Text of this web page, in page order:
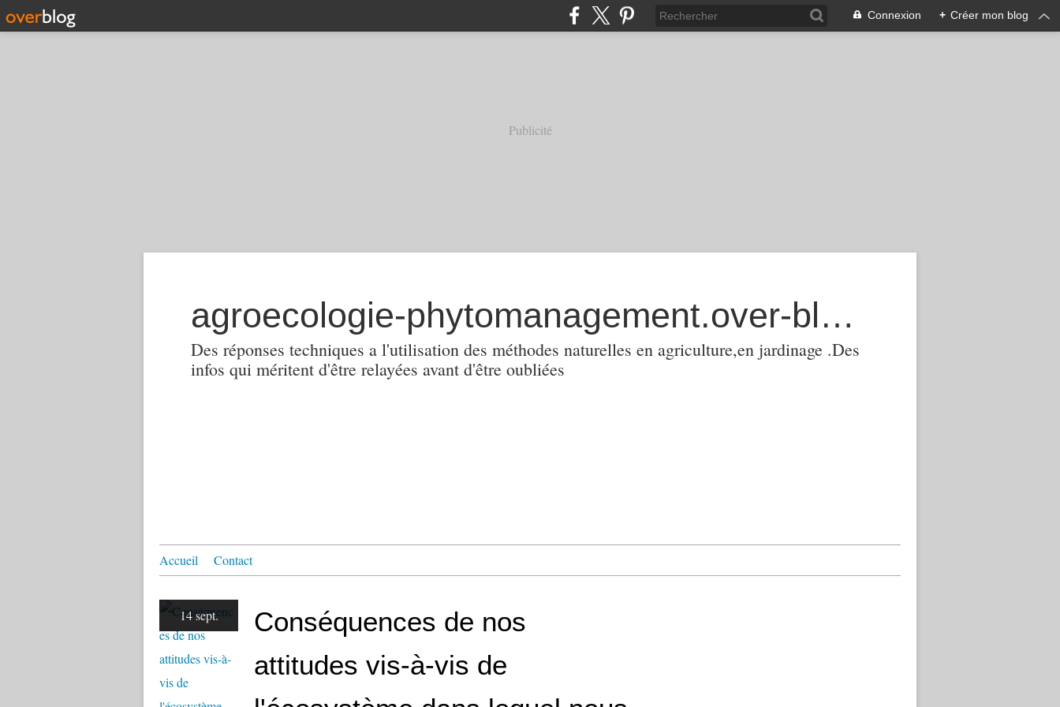
Connexion + Créer mon blog
Publicité
agroecologie-phytomanagement.over-blog.com
Des réponses techniques a l'utilisation des méthodes naturelles en agriculture,en jardinage .Des
infos qui méritent d'être relayées avant d'être oubliées
Accueil Contact
14 sept.
Conséquences de nos
attitudes vis-à-vis de